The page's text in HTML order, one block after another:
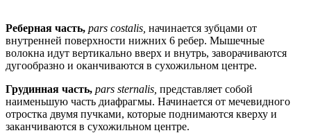
Реберная часть, pars costalis, начинается зубцами от
внутренней поверхности нижних 6 ребер. Мышечные
волокна идут вертикально вверх и внутрь, заворачиваются
дугообразно и оканчиваются в сухожильном центре.
Грудинная часть, pars sternalis, представляет собой
наименьшую часть диафрагмы. Начинается от мечевидного
отростка двумя пучками, которые поднимаются кверху и
заканчиваются в сухожильном центре.